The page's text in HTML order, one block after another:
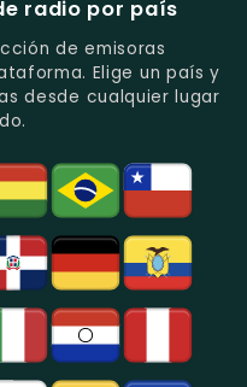
Y
Folclore
En
Azogues.
radio por país
de emisoras
Elige un país y
desde cualquier lugar